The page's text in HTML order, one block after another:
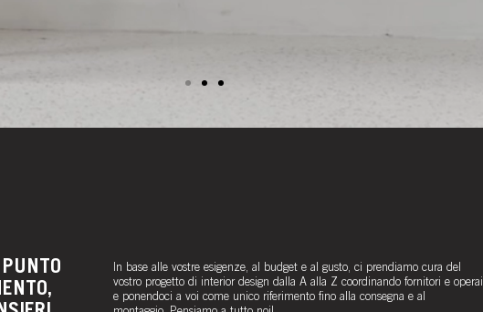
In base alle vostre esigenze, al budget e al gusto, ci prendiamo cura del
vostro progetto di interior design dalla A alla Z coordinando fornitori e operai
e ponendoci a voi come unico riferimento fino alla consegna e al